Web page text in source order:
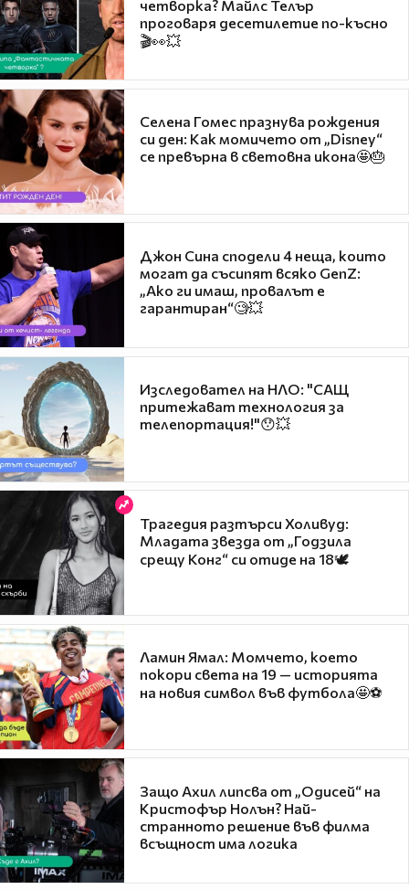
четворка? Майлс Телър
проговаря десетилетие по-късно
🎬👀💥
Селена Гомес празнува рождения
си ден: Как момичето от „Disney“
се превърна в световна икона🤩🎂
Джон Сина сподели 4 неща, които
могат да съсипят всяко GenZ:
„Ако ги имаш, провалът е
гарантиран“🧐💥
Изследовател на НЛО: "САЩ
притежават технология за
телепортация!"😯💥
Трагедия разтърси Холивуд:
Младата звезда от „Годзила
срещу Конг“ си отиде на 18🕊️
Ламин Ямал: Момчето, което
покори света на 19 — историята
на новия символ във футбола🤩⚽
Защо Ахил липсва от „Одисей“ на
Кристофър Нолън? Най-
странното решение във филма
всъщност има логика